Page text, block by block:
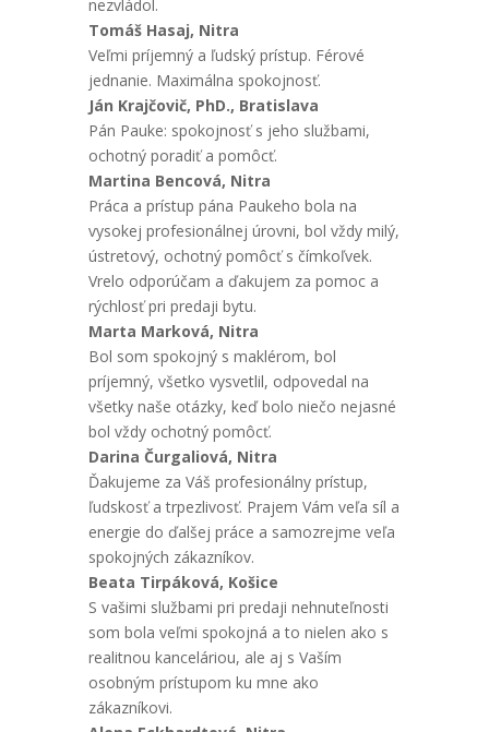
nezvládol.
Tomáš Hasaj, Nitra
Veľmi príjemný a ľudský prístup. Férové
jednanie. Maximálna spokojnosť.
Ján Krajčovič, PhD., Bratislava
Pán Pauke: spokojnosť s jeho službami,
ochotný poradiť a pomôcť.
Martina Bencová, Nitra
Práca a prístup pána Paukeho bola na
vysokej profesionálnej úrovni, bol vždy milý,
ústretový, ochotný pomôcť s čímkoľvek.
Vrelo odporúčam a ďakujem za pomoc a
rýchlosť pri predaji bytu.
Marta Marková, Nitra
Bol som spokojný s maklérom, bol
príjemný, všetko vysvetlil, odpovedal na
všetky naše otázky, keď bolo niečo nejasné
bol vždy ochotný pomôcť.
Darina Čurgaliová, Nitra
Ďakujeme za Váš profesionálny prístup,
ľudskosť a trpezlivosť. Prajem Vám veľa síl a
energie do ďalšej práce a samozrejme veľa
spokojných zákazníkov.
Beata Tirpáková, Košice
S vašimi službami pri predaji nehnuteľnosti
som bola veľmi spokojná a to nielen ako s
realitnou kanceláriou, ale aj s Vaším
osobným prístupom ku mne ako
zákazníkovi.